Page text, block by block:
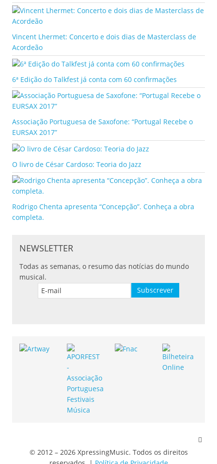
Vincent Lhermet: Concerto e dois dias de Masterclass de
Acordeão
6ª Edição do Talkfest já conta com 60 confirmações
Associação Portuguesa de Saxofone: “Portugal Recebe o
EURSAX 2017”
O livro de César Cardoso: Teoria do Jazz
Rodrigo Chenta apresenta “Concepção”. Conheça a obra
completa.
NEWSLETTER
Todas as semanas, o resumo das notícias do mundo
musical.
© 2012 – 2026 XpressingMusic. Todos os direitos